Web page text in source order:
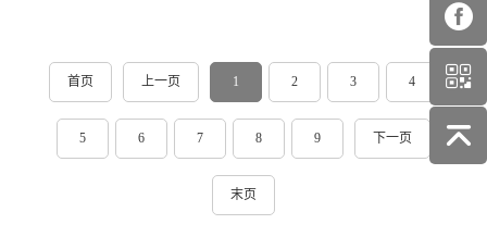
首页 上一页 1 2 3 4
5 6 7 8 9 下一页
末页